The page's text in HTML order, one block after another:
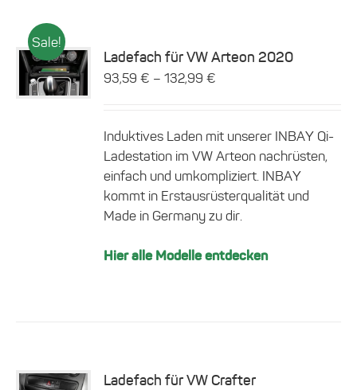
Sale!
Dieses
Produkt
Produktseite
Details
Ladefach für VW Arteon 2020
93,59€ –132,99€
Induktives Laden mit unserer INBAY Qi-
Ladestation im VW Arteon nachrüsten,
einfach und umkompliziert. INBAY
kommt in Erstausrüsterqualität und
Made in Germany zu dir.
Hier alle Modelle entdecken
Ladefach für VW Crafter